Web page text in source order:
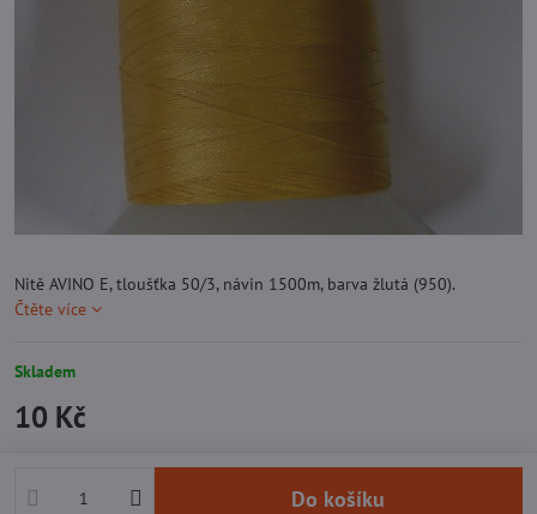
Nitě AVINO E, tloušťka 50/3, návin 1500m, barva žlutá (950).
Čtěte více
Skladem
10 Kč
Do košíku